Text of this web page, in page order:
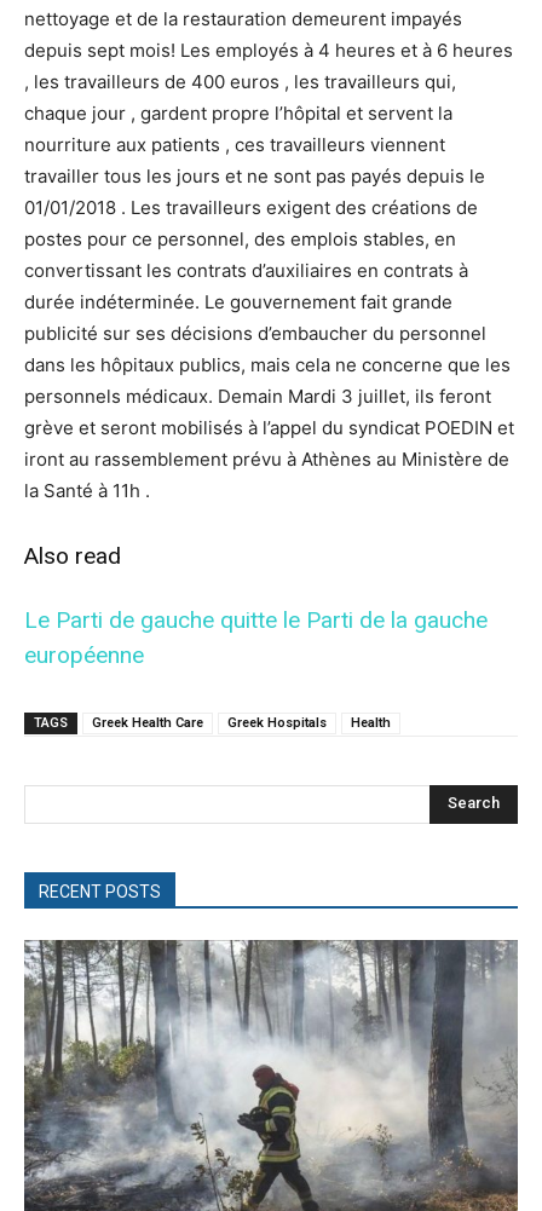
nettoyage et de la restauration demeurent impayés
depuis sept mois! Les employés à 4 heures et à 6 heures
, les travailleurs de 400 euros , les travailleurs qui,
chaque jour , gardent propre l’hôpital et servent la
nourriture aux patients , ces travailleurs viennent
travailler tous les jours et ne sont pas payés depuis le
01/01/2018 . Les travailleurs exigent des créations de
postes pour ce personnel, des emplois stables, en
convertissant les contrats d’auxiliaires en contrats à
durée indéterminée. Le gouvernement fait grande
publicité sur ses décisions d’embaucher du personnel
dans les hôpitaux publics, mais cela ne concerne que les
personnels médicaux. Demain Mardi 3 juillet, ils feront
grève et seront mobilisés à l’appel du syndicat POEDIN et
iront au rassemblement prévu à Athènes au Ministère de
la Santé à 11h .
Also read
Le Parti de gauche quitte le Parti de la gauche
européenne
TAGS Greek Health Care Greek Hospitals Health
Search
RECENT POSTS